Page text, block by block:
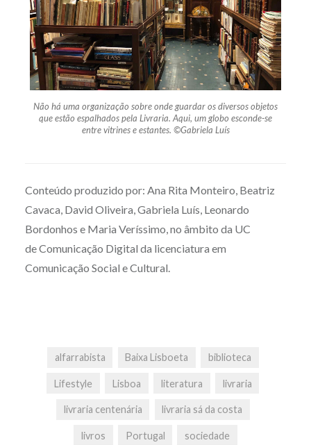
Não há uma organização sobre onde guardar os diversos objetos
que estão espalhados pela Livraria. Aqui, um globo esconde-se
entre vitrines e estantes. ©Gabriela Luís
Conteúdo produzido por: Ana Rita Monteiro, Beatriz
Cavaca, David Oliveira, Gabriela Luís, Leonardo
Bordonhos e Maria Veríssimo, no âmbito da UC
de Comunicação Digital da licenciatura em
Comunicação Social e Cultural.
alfarrabista Baixa Lisboeta biblioteca
Lifestyle Lisboa literatura livraria
livraria centenária livraria sá da costa
livros Portugal sociedade